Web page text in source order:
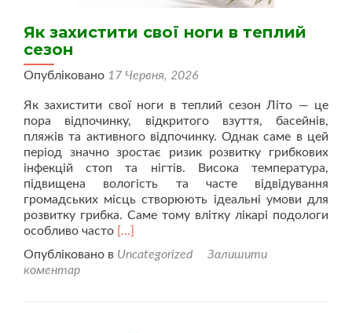
Як захистити свої ноги в теплий
сезон
Опубліковано 17 Червня, 2026
Як захистити свої ноги в теплий сезон Літо — це
пора відпочинку, відкритого взуття, басейнів,
пляжів та активного відпочинку. Однак саме в цей
період значно зростає ризик розвитку грибкових
інфекцій стоп та нігтів. Висока температура,
підвищена вологість та часте відвідування
громадських місць створюють ідеальні умови для
розвитку грибка. Саме тому влітку лікарі подологи
особливо часто Читати
проЯк
[…]
Опубліковано в Uncategorized
Залишити
коментар